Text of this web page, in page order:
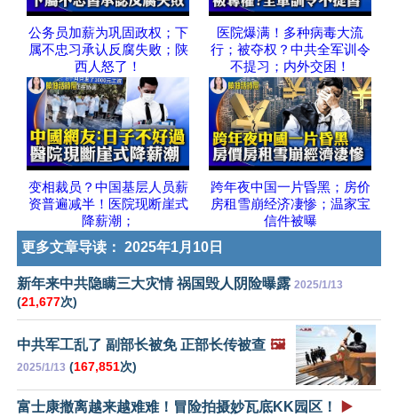
公务员加薪为巩固政权；下
属不忠习承认反腐失败；陕
西人怒了！
医院爆满！多种病毒大流
行；被夺权？中共全军训令
不提习；内外交困！
变相裁员？中国基层人员薪
资普遍减半！医院现断崖式
降薪潮；
跨年夜中国一片昏黑；房价
房租雪崩经济凄惨；温家宝
信件被曝
更多文章导读： 2025年1月10日
新年来中共隐瞒三大灾情 祸国毁人阴险曝露 2025/1/13
(21,677次)
中共军工乱了 副部长被免 正部长传被查 🖼️
2025/1/13 (167,851次)
富士康撤离越来越难难！冒险拍摄妙瓦底KK园区！ ▶️